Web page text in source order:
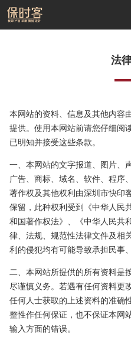
法
本网站的资料、信息及其他内容
提供。使用本网站前请您仔细阅
已明知并接受这些条款。
一、本网站的文字报道、图片、
广告、商标、域名、软件、程序
著作权及其他权利由深圳市快印
保留，此种权利受到《中华人民
和国著作权法》、《中华人民共
律、法规、规范性法律文件及相
利的侵犯均有可能导致承担民事
二、本网站所提供的所有资料是
尽谨慎义务。若遇有任何资料更
任何人士获取的上述资料的准确
整性作任何保证，也不保证本网
输入方面的错误。